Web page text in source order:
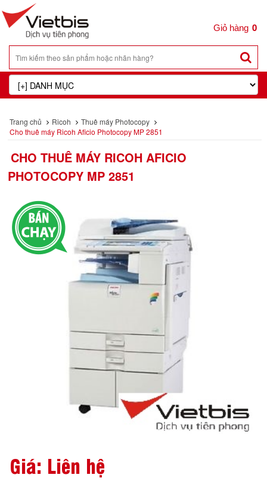
0
Trang chủ Ricoh
Thuê máy Photocopy
Cho thuê máy Ricoh Aficio Photocopy MP 2851
CHO THUÊ MÁY RICOH AFICIO
PHOTOCOPY MP 2851
Giá: Liên hệ